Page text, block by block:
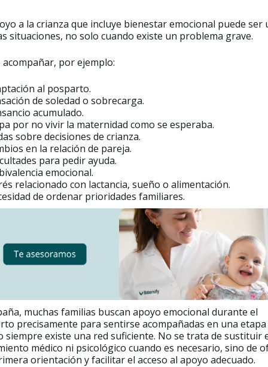
a la crianza que incluye bienestar emocional puede ser
situaciones, no solo cuando existe un problema grave.
acompañar, por ejemplo:
al posparto.
de soledad o sobrecarga.
acumulado.
por no vivir la maternidad como se esperaba.
sobre decisiones de crianza.
en la relación de pareja.
para pedir ayuda.
emocional.
relacionado con lactancia, sueño o alimentación.
de ordenar prioridades familiares.
muchas familias buscan apoyo emocional durante el
precisamente para sentirse acompañadas en una
siempre existe una red suficiente. No se trata de sustituir
médico ni psicológico cuando es necesario, sino de
orientación y facilitar el acceso al apoyo adecuado.